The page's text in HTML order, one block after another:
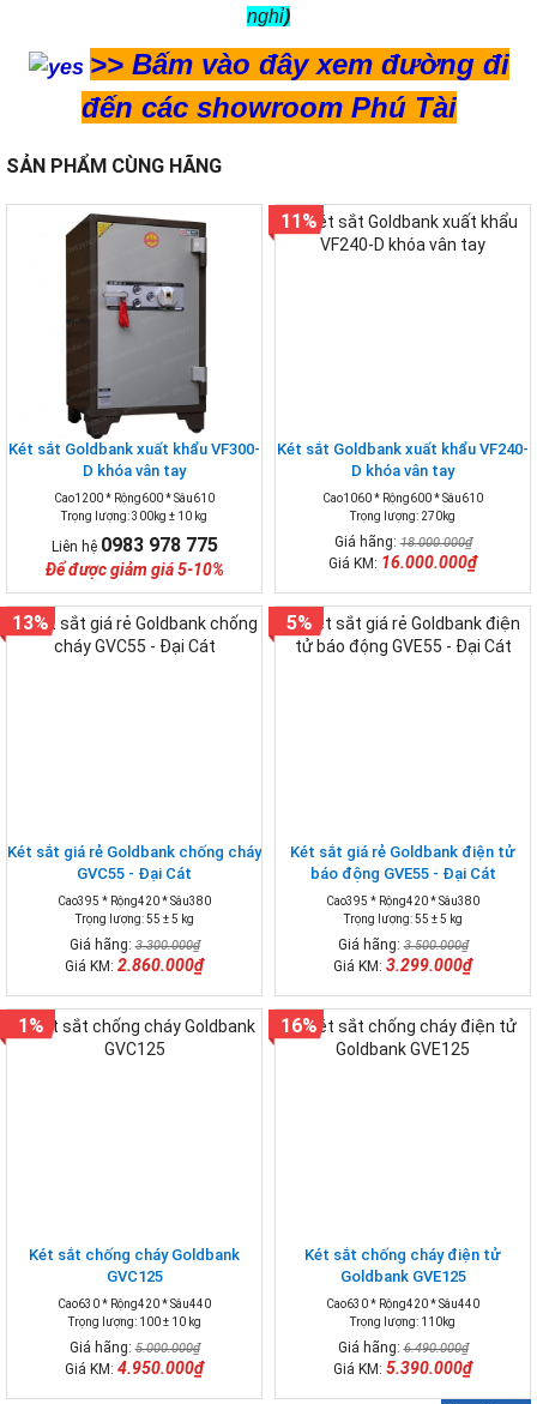
nghỉ)
>> Bấm vào đây xem đường đi
đến các showroom Phú Tài
SẢN PHẨM CÙNG HÃNG
Két sắt Goldbank xuất khẩu VF300-
D khóa vân tay
Cao1200 * Rộng600 * Sâu610
Trọng lượng: 300kg ± 10 kg
Liên hệ 0983 978 775
Để được giảm giá 5-10%
Két sắt Goldbank xuất khẩu VF240-
D khóa vân tay
Cao1060 * Rộng600 * Sâu610
Trọng lượng: 270kg
Giá hãng:18.000.000₫
Giá KM: 16.000.000₫
11%
Két sắt giá rẻ Goldbank chống cháy
GVC55 - Đại Cát
Cao395 * Rộng420 * Sâu380
Trọng lượng: 55 ± 5 kg
Giá hãng:3.300.000₫
Giá KM: 2.860.000₫
13%
Két sắt giá rẻ Goldbank điện tử
báo động GVE55 - Đại Cát
Cao395 * Rộng420 * Sâu380
Trọng lượng: 55 ± 5 kg
Giá hãng:3.500.000₫
Giá KM: 3.299.000₫
5%
Két sắt chống cháy Goldbank
GVC125
Cao630 * Rộng420 * Sâu440
Trọng lượng: 100 ± 10 kg
Giá hãng:5.000.000₫
Giá KM: 4.950.000₫
1%
Két sắt chống cháy điện tử
Goldbank GVE125
Cao630 * Rộng420 * Sâu440
Trọng lượng: 110kg
Giá hãng:6.490.000₫
Giá KM: 5.390.000₫
16%